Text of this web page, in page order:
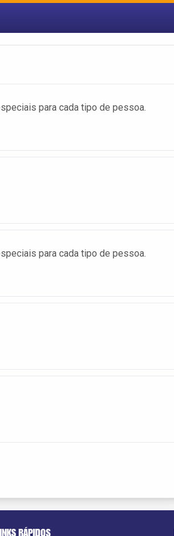
para cada tipo de pessoa.
para cada tipo de pessoa.
RÁPIDOS